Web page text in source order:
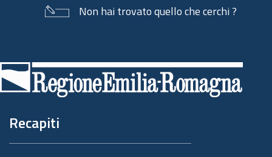
Non hai trovato quello che cerchi ?
di
pagina
Recapiti